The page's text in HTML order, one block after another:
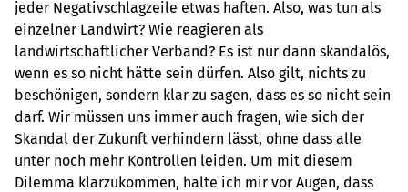
jeder Negativschlagzeile etwas haften. Also, was tun als
einzelner Landwirt? Wie reagieren als
landwirtschaftlicher Verband? Es ist nur dann skandalös,
wenn es so nicht hätte sein dürfen. Also gilt, nichts zu
beschönigen, sondern klar zu sagen, dass es so nicht sein
darf. Wir müssen uns immer auch fragen, wie sich der
Skandal der Zukunft verhindern lässt, ohne dass alle
unter noch mehr Kontrollen leiden. Um mit diesem
Dilemma klarzukommen, halte ich mir vor Augen, dass